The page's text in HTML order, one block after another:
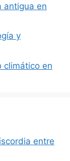
antigua en
y
climático en
entre